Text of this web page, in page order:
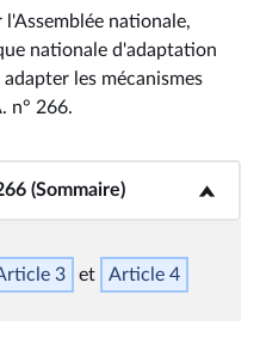
nationale,
nationale d'adaptation
les mécanismes
n° 266.
(Sommaire)
266 (Sommaire)</b>
3 Article 4